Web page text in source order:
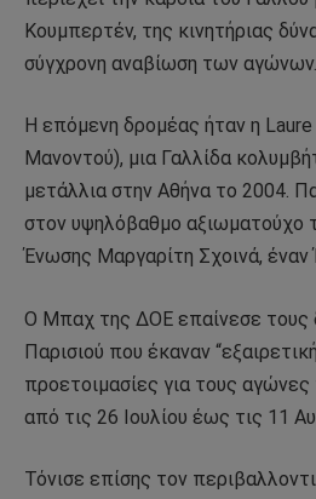
Κουμπερτέν, της κινητήριας
σύγχρονη αναβίωση των αγώνων.
Η επόμενη δρομέας ήταν η
Μανοντού), μια Γαλλίδα
μετάλλια στην Αθήνα το 2004.
στον υψηλόβαθμο αξιωματούχο
Ένωσης Μαργαρίτη Σχοινά, έναν
Ο Μπαχ της ΔΟΕ επαίνεσε τους
Παρισιού που έκαναν
προετοιμασίες για τους
από τις 26 Ιουλίου έως τις 11
Τόνισε επίσης τον